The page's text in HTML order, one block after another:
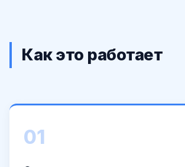
Как это работает
01